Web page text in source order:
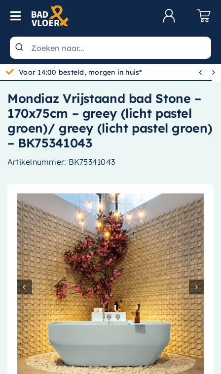
Skip to content
Toggle Navigation
Wastafels
Toiletten
Spiegels
Kranen
Douche
Badkamermeubels
Radiatoren
Accessoires
Installatiemateriaal
Klimaatbeheersing
PVC
Tegels
Gratis bezorgd vanaf 100,-
 
Mondiaz Vrijstaand bad Stone –
170x75cm – greey (licht pastel
groen)/ greey (licht pastel groen)
– BK75341043
Artikelnummer: BK75341043